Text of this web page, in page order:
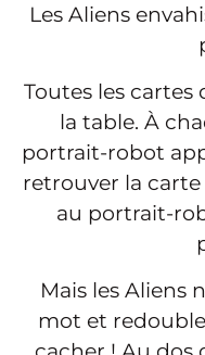
Les Aliens
Toutes les cartes
la table. À
portrait-robot
retrouver la
au portrait-
Mais les Aliens
mot et